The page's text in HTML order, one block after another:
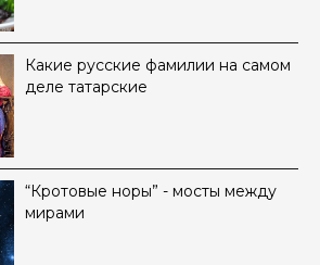
Какие русские фамилии на самом
деле татарские
“Кротовые норы” - мосты между
мирами